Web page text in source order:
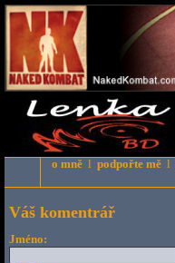
o mně l podpořte mě l
Váš komentrář
Jméno: